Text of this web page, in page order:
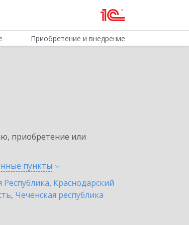
Приобретение и внедрение
приобретение или
пункты
Республика, Краснодарский
, Чеченская республика